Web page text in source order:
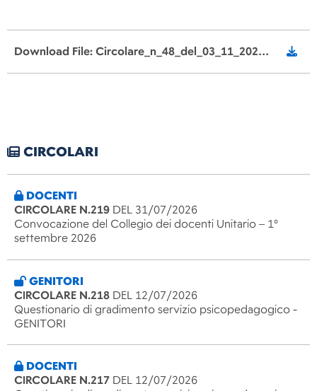
Download File: Circolare_n_48_del_03_11_2022_Consigli_di_classe_per_fasce_del_8_novembre_famiglie_pdf_pades.pdf
CIRCOLARI
DOCENTI
CIRCOLARE N.219 DEL 31/07/2026
Convocazione del Collegio dei docenti Unitario – 1°
settembre 2026
GENITORI
CIRCOLARE N.218 DEL 12/07/2026
Questionario di gradimento servizio psicopedagogico -
GENITORI
DOCENTI
CIRCOLARE N.217 DEL 12/07/2026